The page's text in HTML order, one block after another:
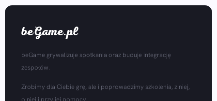
beGame.pl
beGame grywalizuje spotkania oraz buduje integrację
zespołów.
Zrobimy dla Ciebie grę, ale i poprowadzimy szkolenia, z niej,